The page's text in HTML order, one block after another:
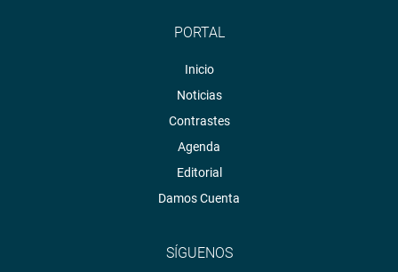
PORTAL
Inicio
Noticias
Contrastes
Agenda
Editorial
Damos Cuenta
SÍGUENOS